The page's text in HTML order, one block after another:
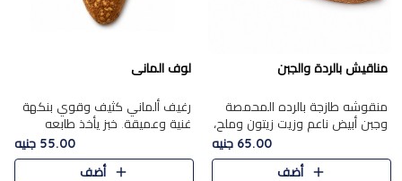
مناقيش بالردة والجبن
منقوشه طازجة بالرده المحمصة
وجبن أبيض ناعم وزيت زيتون وملح،
مباشرة من الفرن.الرده مع نعومة
الجبن فوق عجينة طازجة.
65.00 جنيه
أضف
لوف المانى
رغيف ألماني كثيف وقوي بنكهة
غنية وعميقة. خبز يأخذ طابعه
55.00 جنيه
أضف